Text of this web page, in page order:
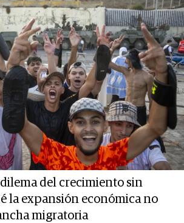
del crecimiento sin
la expansión económica no
migratoria